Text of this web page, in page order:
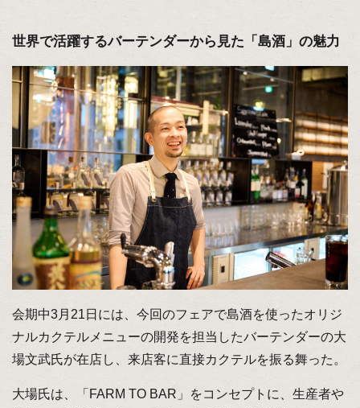
世界で活躍するバーテンダーから見た「島酒」の魅力
会期中3月21日には、今回のフェアで島酒を使ったオリジ
ナルカクテルメニューの開発を担当したバーテンダーの大
場文武氏が在店し、来店客に直接カクテルを振る舞った。
大場氏は、「FARM TO BAR」をコンセプトに、生産者や